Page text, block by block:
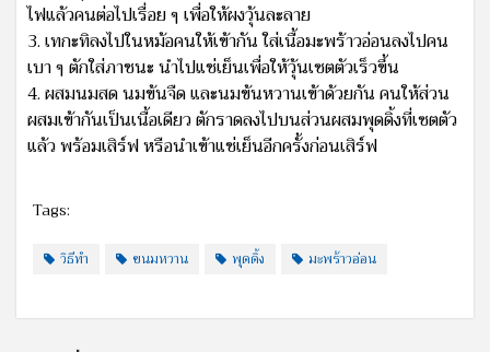
ไฟแล้วคนต่อไปเรื่อย ๆ เพื่อให้ผงวุ้นละลาย
3. เทกะทิลงไปในหม้อคนให้เข้ากัน ใส่เนื้อมะพร้าวอ่อนลงไปคน
เบา ๆ ตักใส่ภาชนะ นำไปแช่เย็นเพื่อให้วุ้นเซตตัวเร็วขึ้น
4. ผสมนมสด นมข้นจืด และนมข้นหวานเข้าด้วยกัน คนให้ส่วน
ผสมเข้ากันเป็นเนื้อเดียว ตักราดลงไปบนส่วนผสมพุดดิ้งที่เซตตัว
แล้ว พร้อมเสิร์ฟ หรือนำเข้าแช่เย็นอีกครั้งก่อนเสิร์ฟ
Tags:
วิธีทำ ขนมหวาน พุดดิ้ง มะพร้าวอ่อน